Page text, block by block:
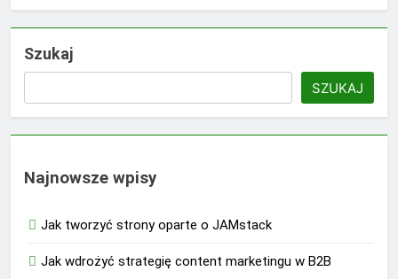
Szukaj
SZUKAJ
Najnowsze wpisy
Jak tworzyć strony oparte o JAMstack
Jak wdrożyć strategię content marketingu w B2B